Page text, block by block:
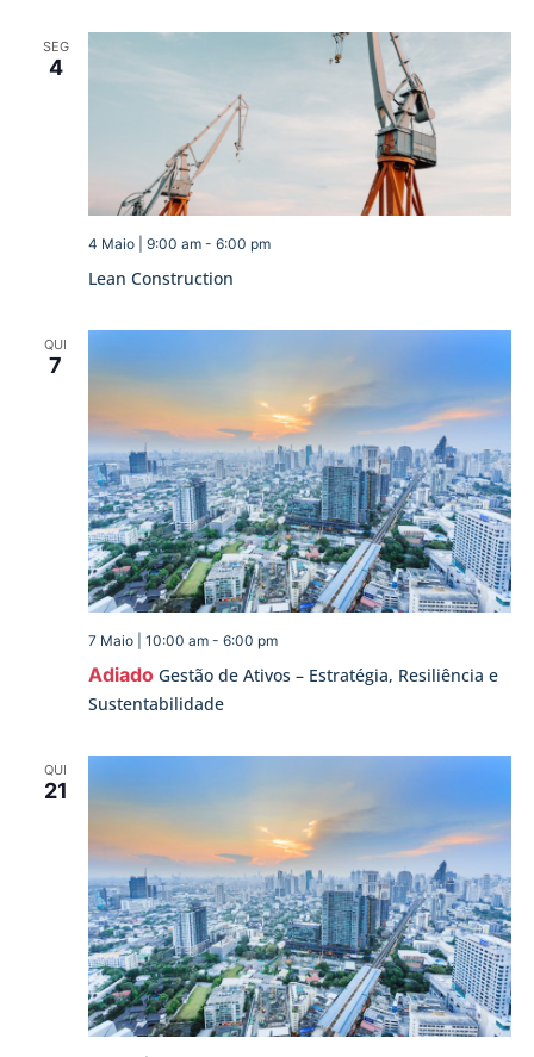
SEG
4
Lean Construction
4 Maio | 9:00 am- 6:00 pm
QUI
7
Adiado Gestão de Ativos – Estratégia, Resiliência e
Sustentabilidade
7 Maio | 10:00 am- 6:00 pm
QUI
21